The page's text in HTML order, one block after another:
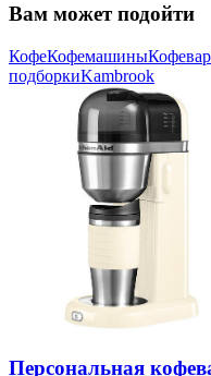
Вам может подойти
КофеКофемашины
подборкиKambrook
Персональная